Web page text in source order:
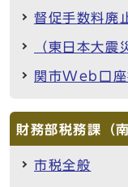
督促手数料廃
（東日本大震
関市Web口座
財務部税務課（
市税全般